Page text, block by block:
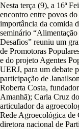
Nesta terça (9), a 16ª
encontro entre povos
importância da comida
seminário
Desafios” reuniu um
de Promotoras
e do projeto Agentes
UERJ, para um debate
participação de
Roberta Costa,
Amanhã); Carla Cruz
articulador da
Rede Agroecológica de
diretora nacional de